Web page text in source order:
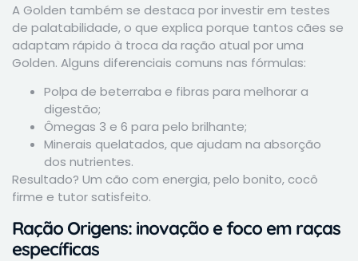
A Golden também se destaca por investir em testes
de palatabilidade, o que explica porque tantos cães se
adaptam rápido à troca da ração atual por uma
Golden. Alguns diferenciais comuns nas fórmulas:
Polpa de beterraba e fibras para melhorar a
digestão;
Ômegas 3 e 6 para pelo brilhante;
Minerais quelatados, que ajudam na absorção
dos nutrientes.
Resultado? Um cão com energia, pelo bonito, cocô
firme e tutor satisfeito.
Ração Origens: inovação e foco em raças
específicas